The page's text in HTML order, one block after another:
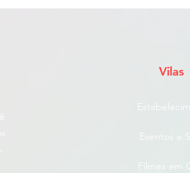
Vilas
Eventos e
Filmes em